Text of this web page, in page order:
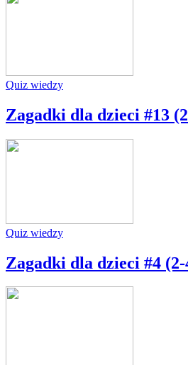
Quiz wiedzy
Zagadki dla dzieci #13
Quiz wiedzy
Zagadki dla dzieci #4